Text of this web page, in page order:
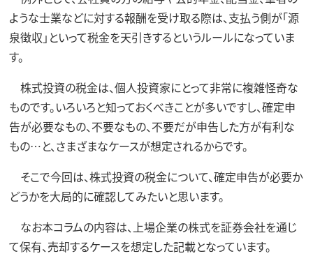
ような士業などに対する報酬を受け取る際は、支払う側が「源
泉徴収」といって税金を天引きするというルールになっていま
す。
株式投資の税金は、個人投資家にとって非常に複雑怪奇な
ものです。いろいろと知っておくべきことが多いですし、確定申
告が必要なもの、不要なもの、不要だが申告した方が有利な
もの…と、さまざまなケースが想定されるからです。
そこで今回は、株式投資の税金について、確定申告が必要か
どうかを大局的に確認してみたいと思います。
なお本コラムの内容は、上場企業の株式を証券会社を通じ
て保有、売却するケースを想定した記載となっています。